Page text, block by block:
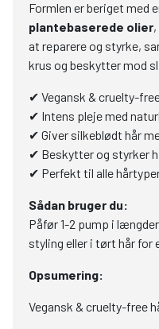
Formlen er beriget med
plantebaserede olier
at reparere og styrke,
krus og beskytter mod
✔ Vegansk & cruelty-
✔ Intens pleje med
✔ Giver silkeblødt hår
✔ Beskytter og styrker
✔ Perfekt til alle
Sådan bruger du:
Påfør 1-2 pump i
styling eller i tørt hår for
Opsumering:
Vegansk & cruelty-free